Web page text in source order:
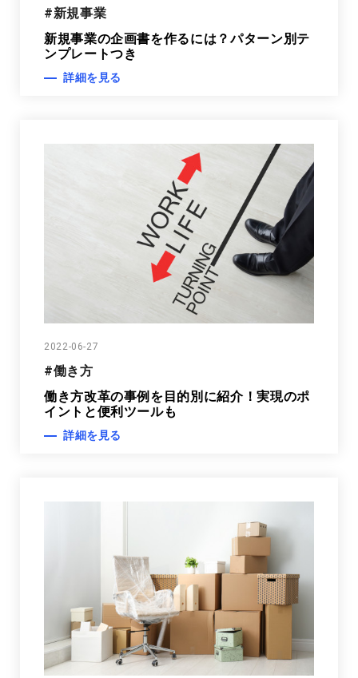
#新規事業
新規事業の企画書を作るには？パターン別テ
ンプレートつき
詳細を見る
2022-06-27
#働き方
働き方改革の事例を目的別に紹介！実現のポ
イントと便利ツールも
詳細を見る